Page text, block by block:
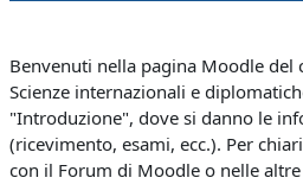
Schema della sezione
Benvenuti nella pagina Moodle del
Scienze internazionali e
"Introduzione", dove si danno le
(ricevimento, esami, ecc.). Per
con il Forum di Moodle o nelle